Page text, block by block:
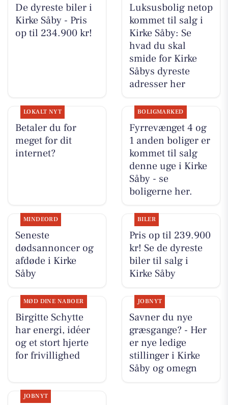
De dyreste biler i
Kirke Såby - Pris
op til 234.900 kr!
Luksusbolig netop
kommet til salg i
Kirke Såby: Se
hvad du skal
smide for Kirke
Såbys dyreste
adresser her
LOKALT NYT
Betaler du for
meget for dit
internet?
BOLIGMARKED
Fyrrevænget 4 og
1 anden boliger er
kommet til salg
denne uge i Kirke
Såby - se
boligerne her.
MINDEORD
Seneste
dødsannoncer og
afdøde i Kirke
Såby
BILER
Pris op til 239.900
kr! Se de dyreste
biler til salg i
Kirke Såby
MØD DINE NABOER
Birgitte Schytte
har energi, idéer
og et stort hjerte
for frivillighed
JOBNYT
Savner du nye
græsgange? - Her
er nye ledige
stillinger i Kirke
Såby og omegn
JOBNYT